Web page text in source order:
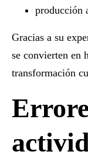
producción
Gracias a su
se convierten en
transformación